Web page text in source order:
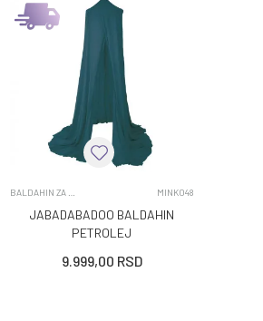
MINK048
JABADABADOO BALDAHIN
PETROLEJ
9.999,00 RSD